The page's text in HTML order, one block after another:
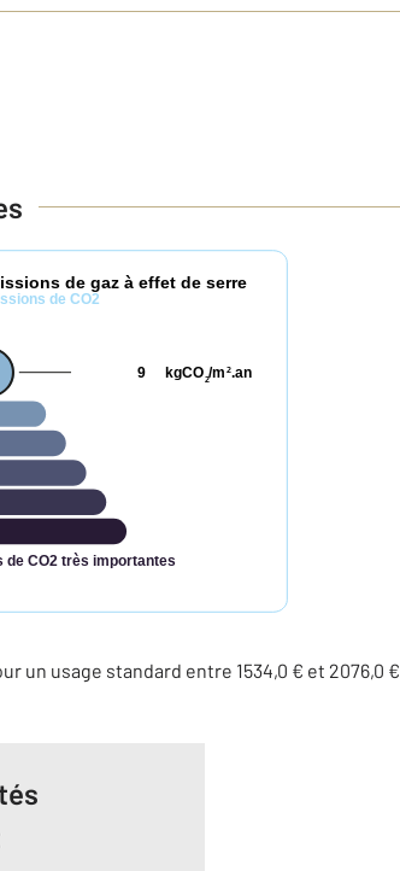
de gaz à effet de serre
de CO2
de CO2 très importantes
kgCO2/m 2.an
9
un usage standard entre 1534,0 € et 2076,0